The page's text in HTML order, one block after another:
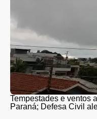
Tempestades e ventos
Paraná; Defesa Civil